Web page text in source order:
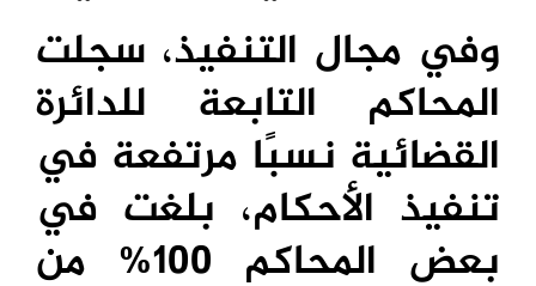
وفي مجال التنفيذ، سجلت
المحاكم التابعة للدائرة
القضائية نسبًا مرتفعة في
تنفيذ الأحكام، بلغت في
بعض المحاكم 100% من